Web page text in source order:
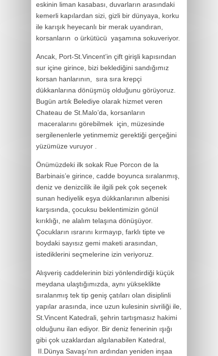
eskinin liman kasabası, duvarların arasındaki
kemerli kapılardan sizi, gizli bir dünyaya, korku
ile karışık heyecanlı bir merak uyandıran,
korsanların o ürkütücü yaşamına sokuveriyor.
Ancak, Port-St.Vincent’in çift girişli kapısından
sur içine girince, bizi beklediğini sandığımız
korsan hanlarının, sıra sıra krepçi
dükkanlarına dönüşmüş olduğunu görüyoruz.
Bugün artık Belediye olarak hizmet veren
Chateau de St.Malo’da, korsanların
maceralarını görebilmek için, müzesinde
sergilenenlerle yetinmemiz gerektiği gerçeğini
yüzümüze vuruyor .
Önümüzdeki ilk sokak Rue Porcon de la
Barbinais’e girince, cadde boyunca sıralanmış,
deniz ve denizcilik ile ilgili pek çok seçenek
sunan hediyelik eşya dükkanlarının albenisi
karşısında, çocuksu beklentimizin gönül
kırıklığı, ne alalım telaşına dönüşüyor.
Çocukların ısrarını kırmayıp, farklı tipte ve
boydaki sayısız gemi maketi arasından,
istediklerini seçmelerine izin veriyoruz.
Alışveriş caddelerinin bizi yönlendirdiği küçük
meydana ulaştığımızda, aynı yükseklikte
sıralanmış tek tip geniş çatıları olan disiplinli
yapılar arasında, ince uzun kulesinin sivriliği ile,
St.Vincent Katedrali, şehrin tartışmasız hakimi
olduğunu ilan ediyor. Bir deniz fenerinin ışığı
gibi çok uzaklardan algılanabilen Katedral,
II.Dünya Savaşı’nın ardından yeniden inşaa